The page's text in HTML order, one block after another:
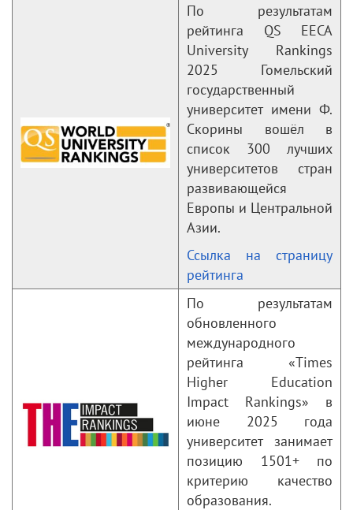
По результатам
рейтинга QS EECA
University Rankings
2025 Гомельский
государственный
университет имени Ф.
Скорины вошёл в
список 300 лучших
университетов стран
развивающейся
Европы и Центральной
Азии.
Ссылка на страницу
рейтинга
По результатам
обновленного
международного
рейтинга «Times
Higher Education
Impact Rankings» в
июне 2025 года
университет занимает
позицию 1501+ по
критерию качество
образования.